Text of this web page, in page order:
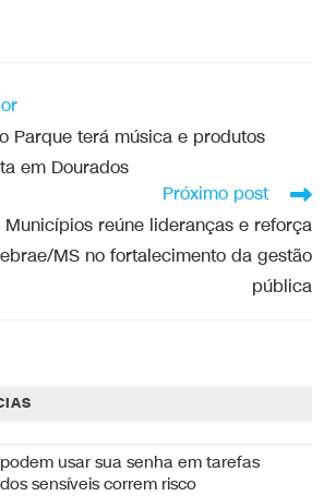
Parque terá música e produtos
em Dourados
Próximo post
Municípios reúne lideranças e reforça
MS no fortalecimento da gestão
pública
usar sua senha em tarefas
sensíveis correm risco